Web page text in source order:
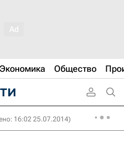
Экономика Общество
16:02 25.07.2014)